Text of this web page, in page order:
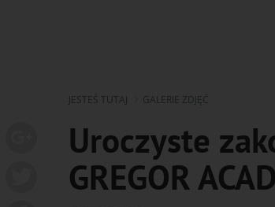
JESTEŚ TUTAJ GALERIE ZDJĘĆ
Uroczyste
GREGOR